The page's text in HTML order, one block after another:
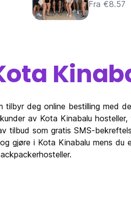
Fra €8.57
tilbyr deg online bestilling med
av Kota Kinabalu
tilbud som gratis SMS-
gjøre i Kota Kinabalu mens